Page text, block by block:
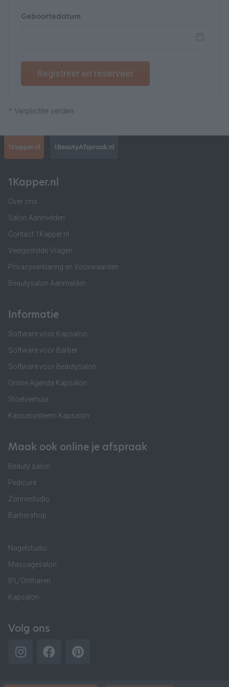
Geboortedatum
Registreer en reserveer
* Verplichte velden
1Kapper.nl 1BeautyAfspraak.nl
1Kapper.nl
Over ons
Salon Aanmelden
Contact 1Kapper.nl
Veelgestelde Vragen
Privacyverklaring en Voorwaarden
Beautysalon Aanmelden
Informatie
Software voor Kapsalon
Software voor Barber
Software voor Beautysalon
Online Agenda Kapsalon
Stoelverhuur
Kassasysteem Kapsalon
Maak ook online je afspraak
Beauty salon
Pedicure
Zonnestudio
Barbershop
Nagelstudio
Massagesalon
IPL/Ontharen
Kapsalon
Volg ons